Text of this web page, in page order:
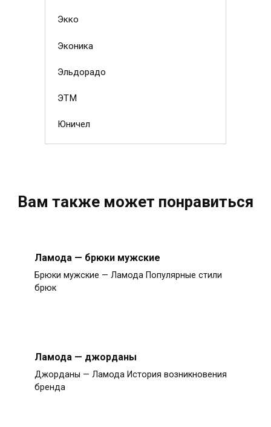
Экко
Эконика
Эльдорадо
ЭТМ
Юничел
Вам также может понравиться
Ламода — брюки мужские
Брюки мужские — Ламода Популярные стили
брюк
Ламода — джорданы
Джорданы — Ламода История возникновения
бренда